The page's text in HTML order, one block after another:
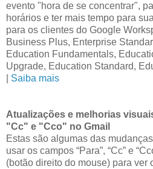
evento "hora de se concentrar",
horários e ter mais tempo para
para os clientes do Google
Business Plus, Enterprise
Education Fundamentals,
Upgrade, Education Standard,
Saiba mais
Atualizações e melhorias
"Cc" e "Cco" no Gmail
Estas são algumas das
usar os campos “Para”, “Cc” e
(botão direito do mouse) para ver